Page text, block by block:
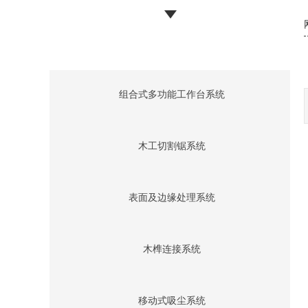
组合式多功能工作台系统
木工切割锯系统
表面及边缘处理系统
木榫连接系统
移动式吸尘系统